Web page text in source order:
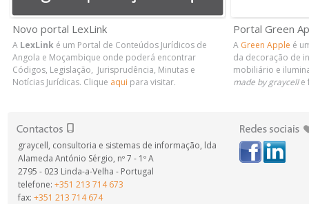
Novo portal LexLink
A LexLink é um Portal de Conteúdos Jurídicos de
Angola e Moçambique onde poderá encontrar
Códigos, Legislação, Jurisprudência, Minutas e
Notícias Jurídicas. Clique aqui para visitar.
Portal Green
A Green Apple é
da decoração de
mobiliário e
made by graycelle
graycell, consultoria e sistemas de informação, lda
Alameda António Sérgio, nº 7 - 1º A
2795 - 023 Linda-a-Velha - Portugal
telefone: +351 213 714 673
fax: +351 213 714 674